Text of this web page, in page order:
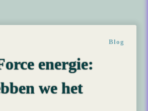
Blog
energie:
we het